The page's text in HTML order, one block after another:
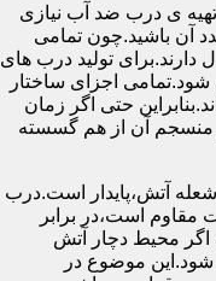
ی درب ضد آب نیازی
آن باشید.چون تمامی
دارند.برای تولید درب های
شود.تمامی اجزای ساختار
حتی اگر زمان
منسجم آن از هم گسسته
آتش،پایدار است.درب
مقاوم است،در برابر
اگر محیط دچار آتش
موضوع در